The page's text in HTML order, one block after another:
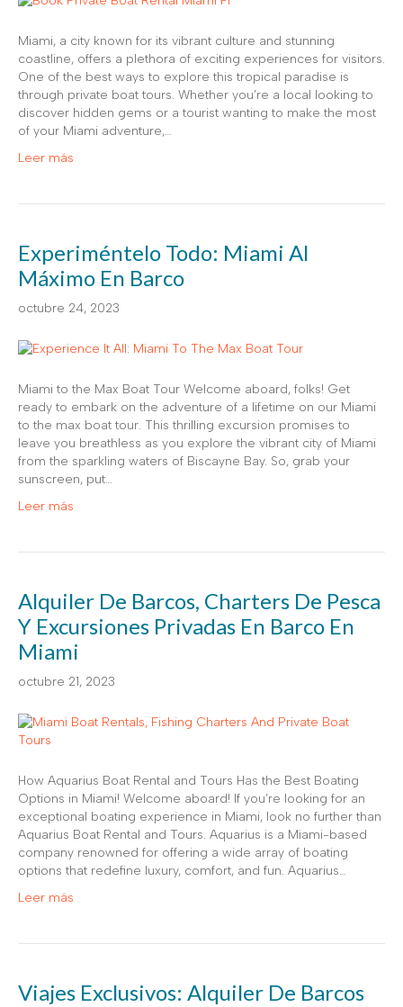
Miami, a city known for its vibrant culture and stunning
coastline, offers a plethora of exciting experiences for visitors.
One of the best ways to explore this tropical paradise is
through private boat tours. Whether you’re a local looking to
discover hidden gems or a tourist wanting to make the most
of your Miami adventure,…
Leer más
Experiméntelo Todo: Miami Al
Máximo En Barco
octubre 24, 2023
Miami to the Max Boat Tour Welcome aboard, folks! Get
ready to embark on the adventure of a lifetime on our Miami
to the max boat tour. This thrilling excursion promises to
leave you breathless as you explore the vibrant city of Miami
from the sparkling waters of Biscayne Bay. So, grab your
sunscreen, put…
Leer más
Alquiler De Barcos, Charters De Pesca
Y Excursiones Privadas En Barco En
Miami
octubre 21, 2023
How Aquarius Boat Rental and Tours Has the Best Boating
Options in Miami! Welcome aboard! If you’re looking for an
exceptional boating experience in Miami, look no further than
Aquarius Boat Rental and Tours. Aquarius is a Miami-based
company renowned for offering a wide array of boating
options that redefine luxury, comfort, and fun. Aquarius…
Leer más
Viajes Exclusivos: Alquiler De Barcos